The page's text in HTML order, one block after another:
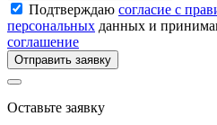
Подтверждаю согласие с
персональных данных и
соглашение
Отправить заявку
Оставьте заявку